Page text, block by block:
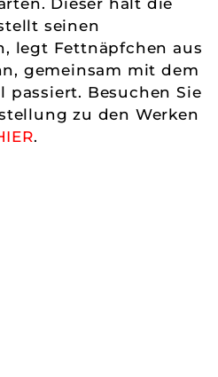
seinen
legt Fettnäpfchen aus
gemeinsam mit dem
passiert. Besuchen Sie
zu den Werken
.